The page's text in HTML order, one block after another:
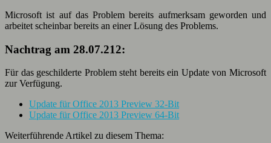
Microsoft ist auf das Problem bereits aufmerksam geworden und
arbeitet scheinbar bereits an einer Lösung des Problems.
Nachtrag am 28.07.212:
Für das geschilderte Problem steht bereits ein Update von Microsoft
zur Verfügung.
Update für Office 2013 Preview 32-Bit
Update für Office 2013 Preview 64-Bit
Weiterführende Artikel zu diesem Thema: